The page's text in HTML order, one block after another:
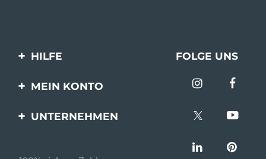
HILFE
Kontaktiere uns
FOLGE UNS
MEIN KONTO
UNTERNEHMEN